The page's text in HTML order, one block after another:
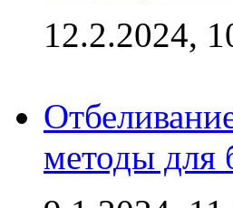
12.2.2024,
методы для